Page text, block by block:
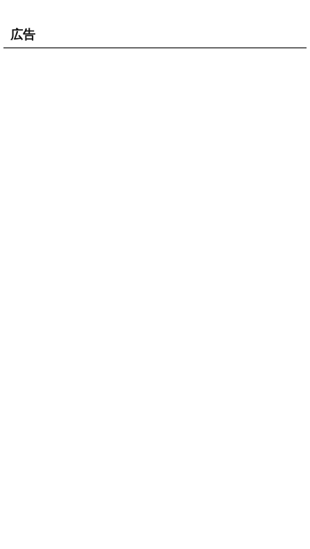
広告